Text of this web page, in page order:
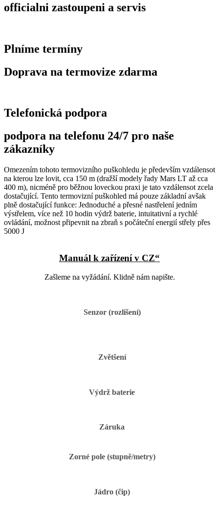
officialni zastoupeni a servis
Plníme termíny
Doprava na termovize zdarma
Telefonická podpora
podpora na telefonu 24/7 pro naše
zákazníky
Omezením tohoto termovizního puškohledu je především vzdálensot
na kterou lze lovit, cca 150 m (dražší modely řady Mars LT až cca
400 m), nicméně pro běžnou loveckou praxi je tato vzdálensot zcela
dostačující. Tento termovizní puškohled má pouze základní avšak
plně dostačující funkce: Jednoduché a přesné nastřelení jedním
výstřelem, více než 10 hodin výdrž baterie, intuitativní a rychlé
ovládání, možnost připevnit na zbraň s počáteční energií střely přes
5000 J
Manuál k zařízení v CZ“
Zašleme na vyžádání. Klidně nám napište.
Senzor (rozlišení)
Zvětšení
Výdrž baterie
Záruka
Zorné pole (stupně/metry)
Jádro (čip)